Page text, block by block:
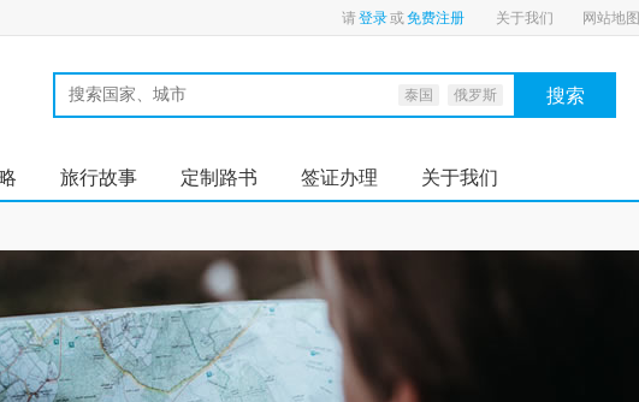
请登录或免费注册 关于我们 网站地图
泰国 俄罗斯 搜索
旅行故事 定制路书 签证办理 关于我们